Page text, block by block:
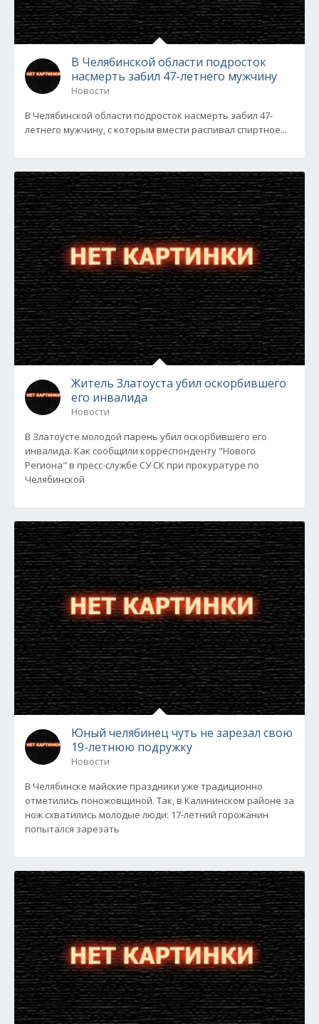
В Челябинской области подросток
насмерть забил 47-летнего мужчину
Новости
В Челябинской области подросток насмерть забил 47-
летнего мужчину, с которым вмести распивал спиртное...
Житель Златоуста убил оскорбившего
его инвалида
Новости
В Златоусте молодой парень убил оскорбившего его
инвалида. Как сообщили корреспонденту "Нового
Региона" в пресс-службе СУ СК при прокуратуре по
Челябинской
Юный челябинец чуть не зарезал свою
19-летнюю подружку
Новости
В Челябинске майские праздники уже традиционно
отметились поножовщиной. Так, в Калининском районе за
нож схватились молодые люди: 17-летний горожанин
попытался зарезать